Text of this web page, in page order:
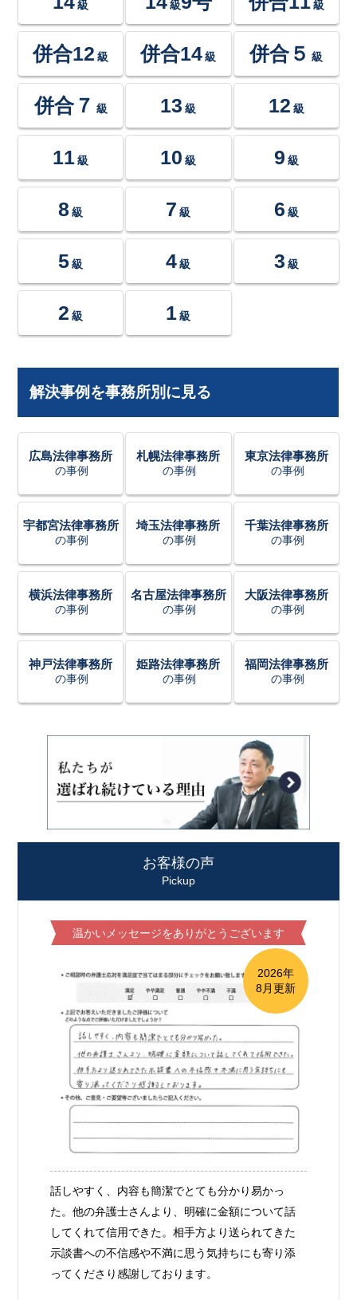
級 級 級
併合12 級 併合14 級 併合５ 級
併合７ 級 13 級 12 級
11 級 10 級 9 級
8 級 7 級 6 級
5 級 4 級 3 級
2 級 1 級
解決事例を事務所別に見る
広島法律事務所
の事例
札幌法律事務所
の事例
東京法律事務所
の事例
宇都宮法律事務所
の事例
埼玉法律事務所
の事例
千葉法律事務所
の事例
横浜法律事務所
の事例
名古屋法律事務所
の事例
大阪法律事務所
の事例
神戸法律事務所
の事例
姫路法律事務所
の事例
福岡法律事務所
の事例
お客様の声
Pickup
温かいメッセージをありがとうございます
2026年
8月更新
話しやすく、内容も簡潔でとても分かり易かっ
た。他の弁護士さんより、明確に金額について話
してくれて信用できた。相手方より送られてきた
示談書への不信感や不満に思う気持ちにも寄り添
ってくださり感謝しております。